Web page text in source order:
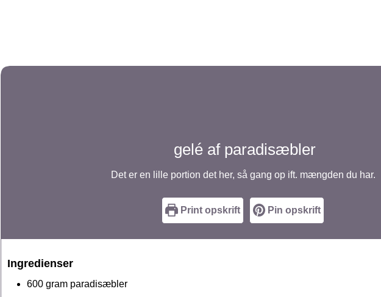
gelé af paradisæbler
Det er en lille portion det her, så gang op ift. mængden du har.
Print opskrift Pin opskrift
Ingredienser
600 gram paradisæbler